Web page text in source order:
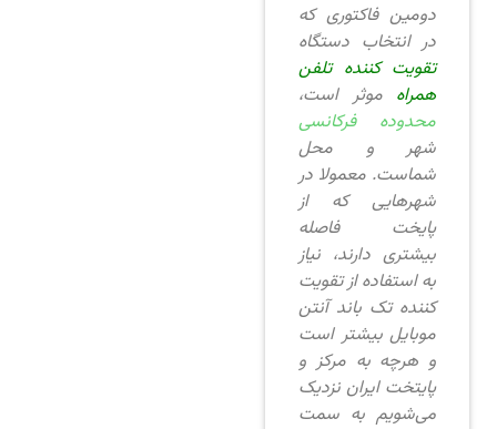
دومین فاکتوری که
در انتخاب دستگاه
تقویت کننده تلفن
همراه موثر است،
محدوده فرکانسی
شهر و محل
شماست. معمولا در
شهرهایی که از
پایخت فاصله
بیشتری دارند، نیاز
به استفاده از تقویت
کننده تک باند آنتن
موبایل بیشتر است
و هرچه به مرکز و
پایتخت ایران نزدیک
می‌شویم به سمت